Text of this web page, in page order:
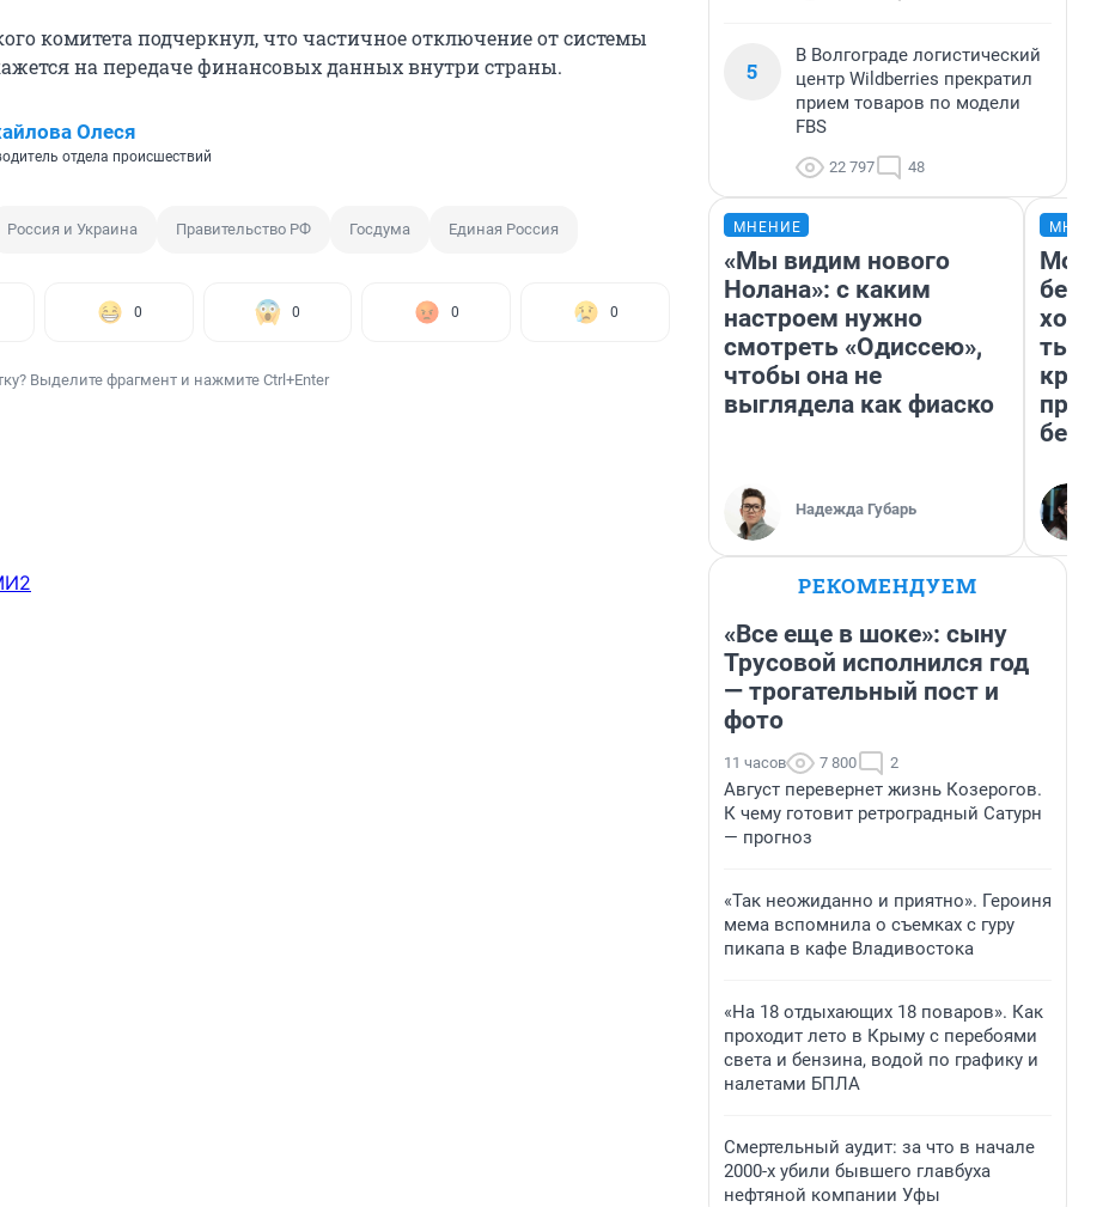
комитета подчеркнул, что частичное отключение от системы
на передаче финансовых данных внутри страны.
Олеся
отдела происшествий
Россия и Украина Правительство РФ Госдума Единая Россия
0 0 0 0
Выделите фрагмент и нажмите Ctrl+Enter
5
В Волгограде логистический
центр Wildberries прекратил
прием товаров по модели
FBS
22 797 48
МНЕНИЕ
«Мы видим нового
Нолана»: с каким
настроем нужно
смотреть «Одиссею»,
чтобы она не
выглядела как фиаско
Надежда Губарь
Мой
РЕКОМЕНДУЕМ
«Все еще в шоке»: сыну
Трусовой исполнился год
— трогательный пост и
фото
11 часов 7 800 2
Август перевернет жизнь Козерогов.
К чему готовит ретроградный Сатурн
— прогноз
«Так неожиданно и приятно». Героиня
мема вспомнила о съемках с гуру
пикапа в кафе Владивостока
«На 18 отдыхающих 18 поваров». Как
проходит лето в Крыму с перебоями
света и бензина, водой по графику и
налетами БПЛА
Смертельный аудит: за что в начале
2000-х убили бывшего главбуха
нефтяной компании Уфы